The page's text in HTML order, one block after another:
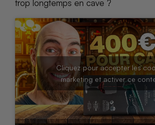
trop longtemps en cave ?
Cliquez pour accepter les
marketing et activer ce